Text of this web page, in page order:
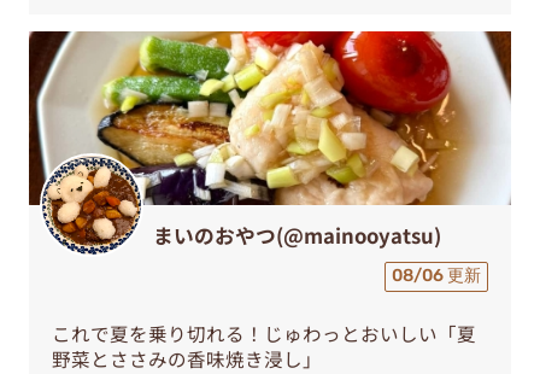
まいのおやつ(@mainooyatsu)
08/06 更新
これで夏を乗り切れる！じゅわっとおいしい「夏
野菜とささみの香味焼き浸し」